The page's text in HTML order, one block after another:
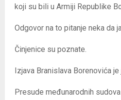
koji su bili u Armiji Republike
Odgovor na to pitanje neka da
Činjenice su poznate.
Izjava Branislava Borenovića je
Presude međunarodnih